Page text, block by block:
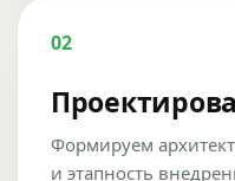
02
Формируем
и этапность